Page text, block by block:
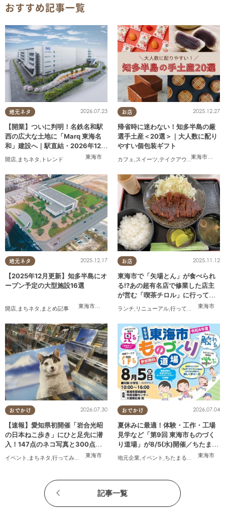
おすすめ記事一覧
地元ネタ
東海市
2026.07.23
【開業】ついに判明！名鉄名和駅
西の広大な土地に「Marq 東海名
和」建設へ｜駅直結・2026年12月
着工予定
開店, まちネタ , トレンド
お店
東海市
,大府
2025.12.27
帰省時に迷わない！知多半島の厳
選手土産＜20選＞｜大人数に配り
やすい個包装ギフト
カフェ,スイーツ,テイクアウト ,まとめ記事
地元ネタ
東海市大府市 知多市, 東浦町 常滑市 武豊町
2025.12.17
【2025年12月更新】知多半島にオ
ープン予定の大型施設16選
開店, まちネタ , まとめ記事
お店
東海市
2025.11.12
東海市で「矢場とん」が食べられ
る!?あの超有名店で修業した店主
が営む「喫茶チロル」に行ってみ
ランチ, リニューアル,行ってみたレポ ,夫婦
おでかけ
東海市
2026.07.30
【速報】愛知県初開催「岩合光昭
の日本ねこ歩き」にひと足先に潜
入！147点のネコ写真と300点以
上のグッズに癒されてきた／ちた
まる広告
イベント , まちネタ ,行ってみたレポ ,ちたまる広告,ペット,トレンド
おでかけ
東海市
2026.07.04
夏休みに最適！体験・工作・工場
見学など「第9回 東海市ものづく
り道場」が8/5(水)開催／ちたまる
広告
地元企業,イベント ,ちたまる広告 ,親子,家族
記事一覧